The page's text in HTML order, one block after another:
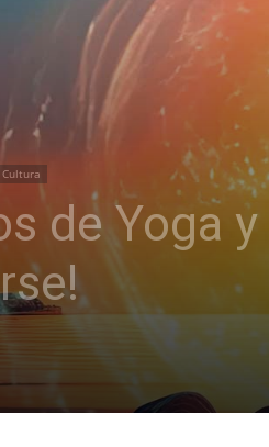
Cultura
de Yoga